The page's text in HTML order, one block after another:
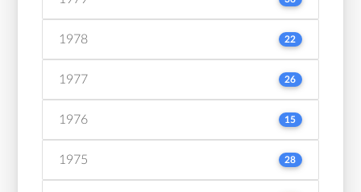
1978 22
1977 26
1976 15
1975 28